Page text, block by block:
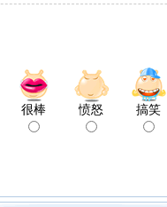
很棒 愤怒 搞笑